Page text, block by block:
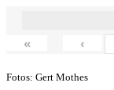
« ‹
Fotos: Gert Mothes